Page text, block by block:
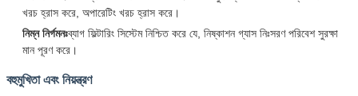
খরচ হ্রাস করে, অপারেটিং খরচ হ্রাস করে।
নিম্ন নির্গমনঃব্যাগ ফিল্টারিং সিস্টেম নিশ্চিত করে যে, নিষ্কাশন গ্যাস নিঃসরণ পরিবেশ সুরক্ষা
মান পূরণ করে।
বহুমুখিতা এবং নিয়ন্ত্রণ